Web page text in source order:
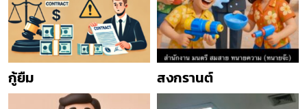
กู้ยืม สงกรานต์